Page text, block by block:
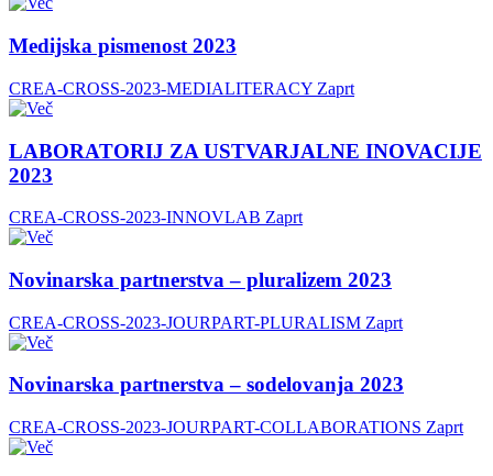
Medijska pismenost 2023
CREA-CROSS-2023-MEDIALITERACY Zaprt
LABORATORIJ ZA USTVARJALNE INOVACIJE
2023
CREA-CROSS-2023-INNOVLAB Zaprt
Novinarska partnerstva – pluralizem 2023
CREA-CROSS-2023-JOURPART-PLURALISM Zaprt
Novinarska partnerstva – sodelovanja 2023
CREA-CROSS-2023-JOURPART-COLLABORATIONS Zaprt